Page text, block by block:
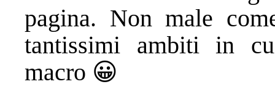
pagina. Non male
tantissimi ambiti in
macro 😀